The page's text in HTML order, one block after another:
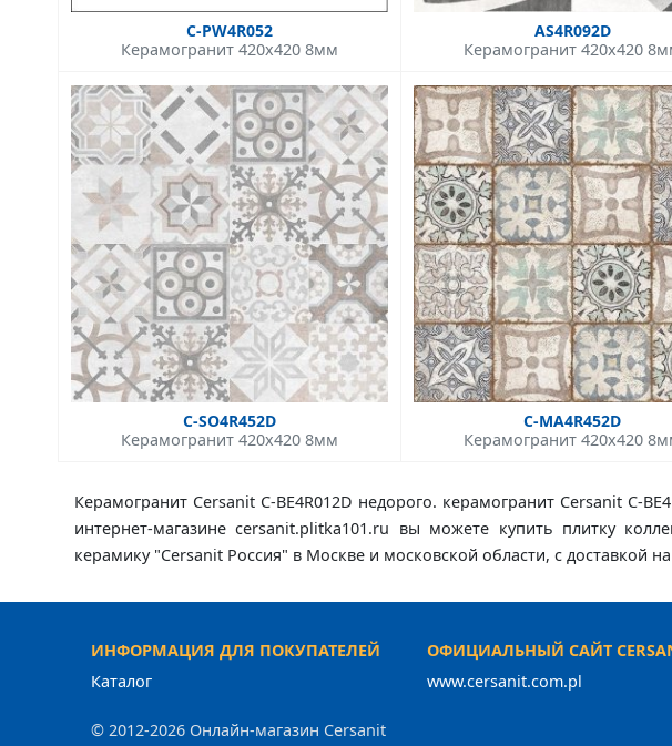
C-PW4R052
Керамогранит 420x420 8мм
AS4R092D
Керамогранит 420x420
C-SO4R452D
Керамогранит 420x420 8мм
C-MA4R452D
Керамогранит 420x420
Керамогранит Cersanit C-BE4R012D недорого. керамогранит Cersanit C-
интернет-магазине cersanit.plitka101.ru вы можете купить плитку
керамику "Cersanit Россия" в Москве и московской области, с доставкой
ИНФОРМАЦИЯ ДЛЯ ПОКУПАТЕЛЕЙ
Каталог
ОФИЦИАЛЬНЫЙ САЙТ
www.cersanit.com.pl
© 2012-2026 Онлайн-магазин Cersanit